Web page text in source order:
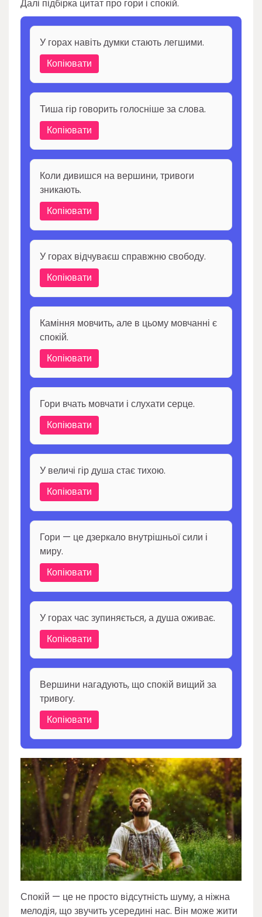
Далі підбірка цитат про гори і спокій.
У горах навіть думки стають легшими.
Копіювати
Тиша гір говорить голосніше за слова.
Копіювати
Коли дивишся на вершини, тривоги
зникають.
Копіювати
У горах відчуваєш справжню свободу.
Копіювати
Каміння мовчить, але в цьому мовчанні є
спокій.
Копіювати
Гори вчать мовчати і слухати серце.
Копіювати
У величі гір душа стає тихою.
Копіювати
Гори — це дзеркало внутрішньої сили і
миру.
Копіювати
У горах час зупиняється, а душа оживає.
Копіювати
Вершини нагадують, що спокій вищий за
тривогу.
Копіювати
Спокій — це не просто відсутність шуму, а ніжна
мелодія, що звучить усередині нас. Він може жити